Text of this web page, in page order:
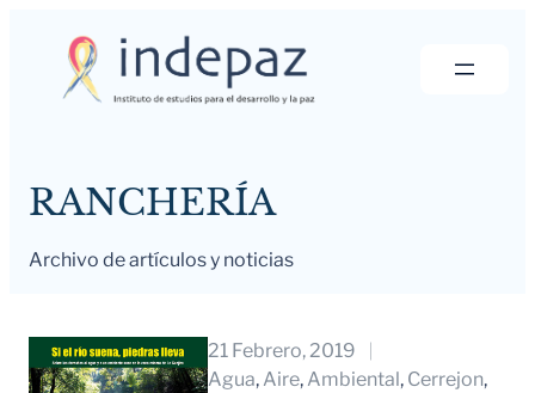
RANCHERÍA
Archivo de artículos y noticias
21 Febrero, 2019
Agua, Aire, Ambiental , Cerrejon